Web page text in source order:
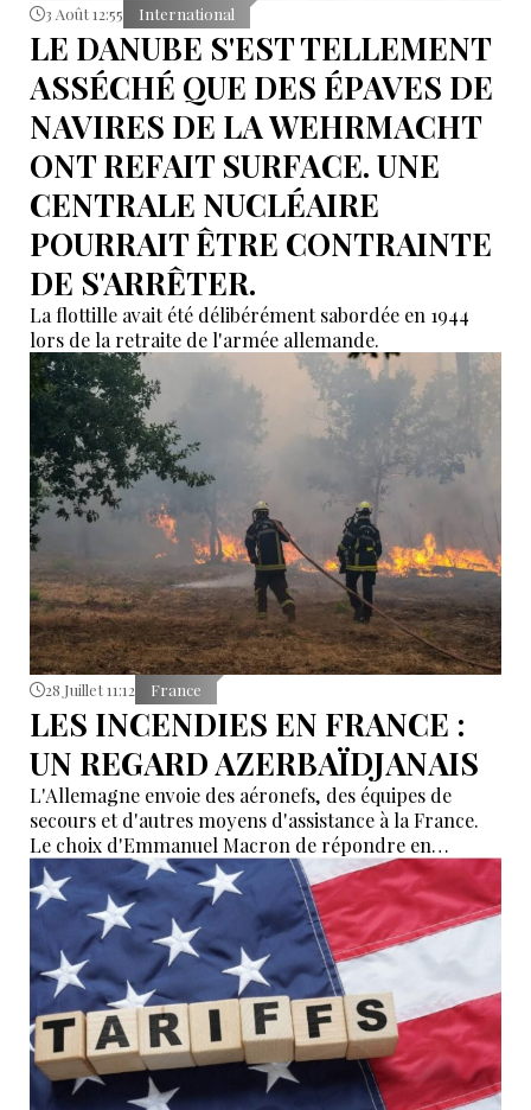
3 Août 12:55 International
LE DANUBE S'EST TELLEMENT
ASSÉCHÉ QUE DES ÉPAVES DE
NAVIRES DE LA WEHRMACHT
ONT REFAIT SURFACE. UNE
CENTRALE NUCLÉAIRE
POURRAIT ÊTRE CONTRAINTE
DE S'ARRÊTER.
La flottille avait été délibérément sabordée en 1944
lors de la retraite de l'armée allemande.
28 Juillet 11:12 France
LES INCENDIES EN FRANCE :
UN REGARD AZERBAÏDJANAIS
L'Allemagne envoie des aéronefs, des équipes de
secours et d'autres moyens d'assistance à la France.
Le choix d'Emmanuel Macron de répondre en
allemand a eu une portée symbolique.